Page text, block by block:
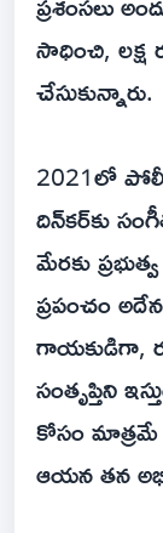
సాధించి,
చేసుకున్నారు.
2021లో
దిన్‌కర్‌కు
మేరకు
ప్రపంచం
గాయకుడిగా,
సంతృప్తిని
కోసం మాత్రమే
ఆయన తన